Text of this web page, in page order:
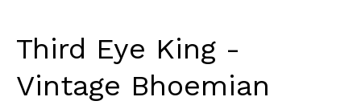
Third Eye King -
Vintage Bhoemian